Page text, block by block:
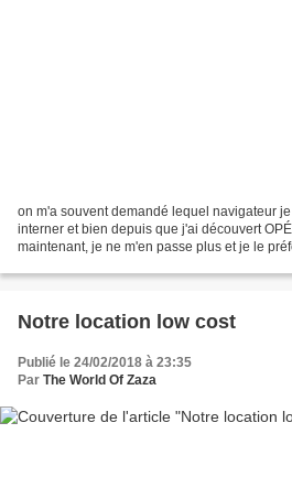
on m'a souvent demandé lequel navigateur
interner et bien depuis que j'ai découvert
maintenant, je ne m'en passe plus et je le
Notre location low cost
Publié le 24/02/2018 à 23:35
Par The World Of Zaza